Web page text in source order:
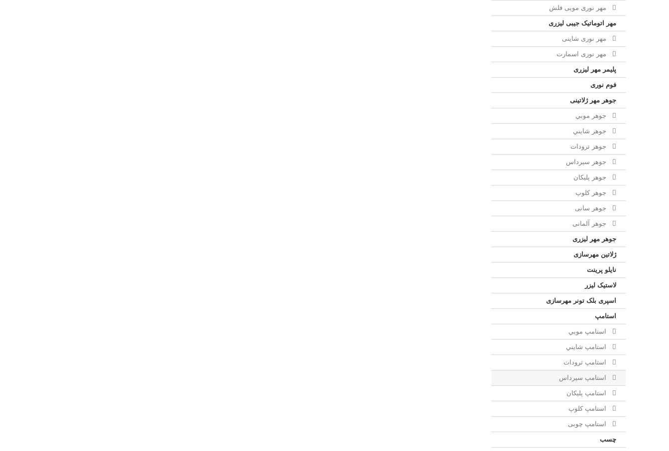
مهر نوری موبی فلش
مهر اتوماتیک جیبی لیزری
مهر نوری شاینی
مهر نوری اسمارت
پلیمر مهر لیزری
فوم نوری
جوهر مهر ژلاتینی
جوهر موبي
جوهر شايني
جوهر ترودات
جوهر سيرداس
جوهر پلیکان
جوهر کلوپ
جوهر سانی
جوهر آلمانی
جوهر مهر لیزری
ژلاتين مهرسازی
نایلو پرینت
لاستیک لیزر
اسپری بلک تونر مهرسازی
استامپ
استامپ موبي
استامپ شايني
استامپ ترودات
استامپ سيرداس
استامپ پلیکان
استامپ کلوپ
استامپ چوبی
چسب